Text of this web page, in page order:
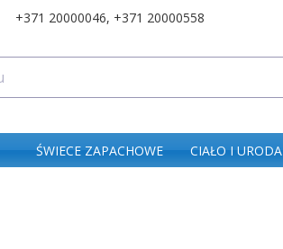
+371 20000046, +371 20000558
ŚWIECE ZAPACHOWE CIAŁO I URODA